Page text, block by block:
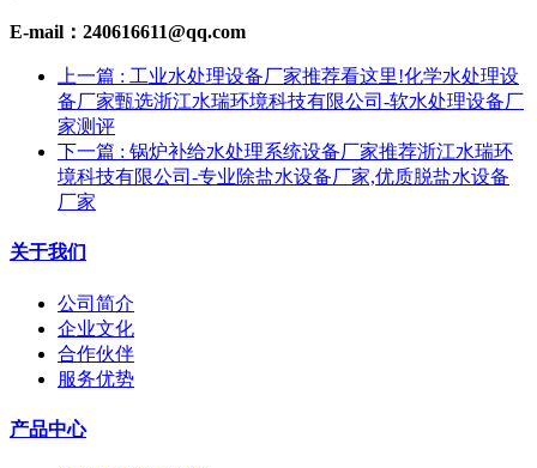
E-mail：240616611@qq.com
上一篇 : 工业水处理设备厂家推荐看这里!化学水处理设
备厂家甄选浙江水瑞环境科技有限公司-软水处理设备厂
家测评
下一篇 : 锅炉补给水处理系统设备厂家推荐浙江水瑞环
境科技有限公司-专业除盐水设备厂家,优质脱盐水设备
厂家
关于我们
公司简介
企业文化
合作伙伴
服务优势
产品中心